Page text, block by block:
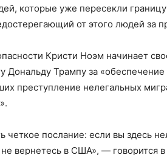
которые уже пересекли
от этого людей за
Кристи Ноэм начинает
Дональду Трампу за
преступление нелегальных
четкое послание: если вы здесь
вернетесь в США», — говорится